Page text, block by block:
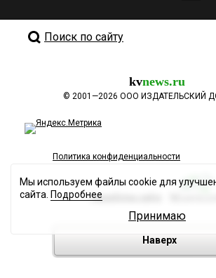
Поиск по сайту
kvnews.ru
© 2001—2026 ООО ИЗДАТЕЛЬСКИЙ
Политика конфиденциальности
Разработка сайта
Наверх
Мы используем файлы cookie для
сайта. Подробнее
Принимаю